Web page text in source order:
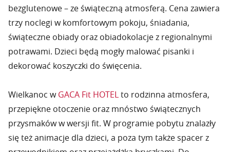
bezglutenowe – ze świąteczną atmosferą. Cena zawiera
trzy noclegi w komfortowym pokoju, śniadania,
świąteczne obiady oraz obiadokolacje z regionalnymi
potrawami. Dzieci będą mogły malować pisanki i
dekorować koszyczki do święcenia.
Wielkanoc wGACA Fit HOTELto rodzinna atmosfera,
przepiękne otoczenie oraz mnóstwo świątecznych
przysmaków w wersji fit. W programie pobytu znalazły
się też animacje dla dzieci, a poza tym także spacer z